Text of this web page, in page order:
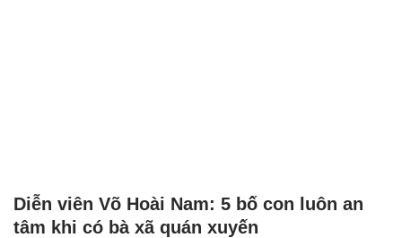
Diễn viên Võ Hoài Nam: 5 bố con luôn an
tâm khi có bà xã quán xuyến